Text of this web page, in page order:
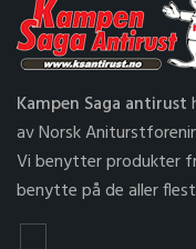
Kampen Saga antirust
av Norsk
Vi benytter produkter
benytte på de aller